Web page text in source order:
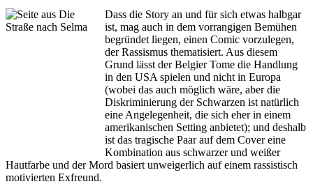
Dass die Story an und für sich etwas halbgar
ist, mag auch in dem vorrangigen Bemühen
begründet liegen, einen Comic vorzulegen,
der Rassismus thematisiert. Aus diesem
Grund lässt der Belgier Tome die Handlung
in den USA spielen und nicht in Europa
(wobei das auch möglich wäre, aber die
Diskriminierung der Schwarzen ist natürlich
eine Angelegenheit, die sich eher in einem
amerikanischen Setting anbietet); und deshalb
ist das tragische Paar auf dem Cover eine
Kombination aus schwarzer und weißer
Hautfarbe und der Mord basiert unweigerlich auf einem rassistisch
motivierten Exfreund.